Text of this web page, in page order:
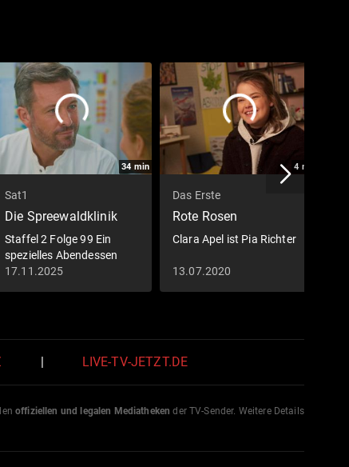
34 min
Sat1
Die Spreewaldklinik
Staffel 2 Folge 99 Ein
spezielles Abendessen
17.11.2025
4 min
Das Erste
Rote Rosen
Clara Apel ist Pia Richter
13.07.2020
LIVE-TV-JETZT.DE
offiziellen und legalen Mediatheken der TV-Sender. Weitere Details